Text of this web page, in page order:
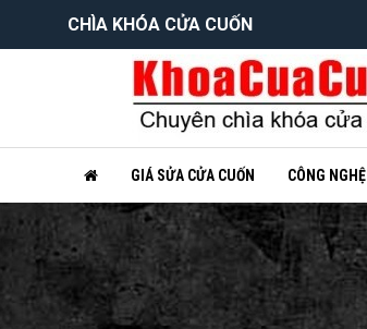
CHÌA KHÓA CỬA CUỐN
GIÁ SỬA CỬA CUỐN CÔNG NGHỆ